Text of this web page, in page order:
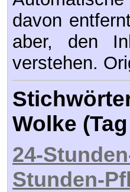
davon
aber, den
verstehen.
Wolke
24-
Stunden-